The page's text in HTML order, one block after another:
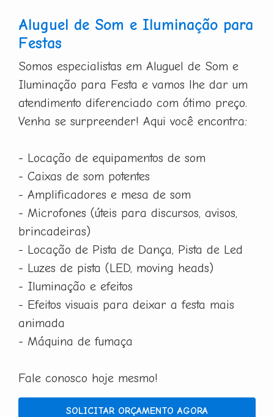
Aluguel de Som e Iluminação para
Festas
Somos especialistas em Aluguel de Som e
Iluminação para Festa e vamos lhe dar um
atendimento diferenciado com ótimo preço.
Venha se surpreender! Aqui você encontra:
- Locação de equipamentos de som
- Caixas de som potentes
- Amplificadores e mesa de som
- Microfones (úteis para discursos, avisos,
brincadeiras)
- Locação de Pista de Dança, Pista de Led
- Luzes de pista (LED, moving heads)
- Iluminação e efeitos
- Efeitos visuais para deixar a festa mais
animada
- Máquina de fumaça
Fale conosco hoje mesmo!
SOLICITAR ORÇAMENTO AGORA